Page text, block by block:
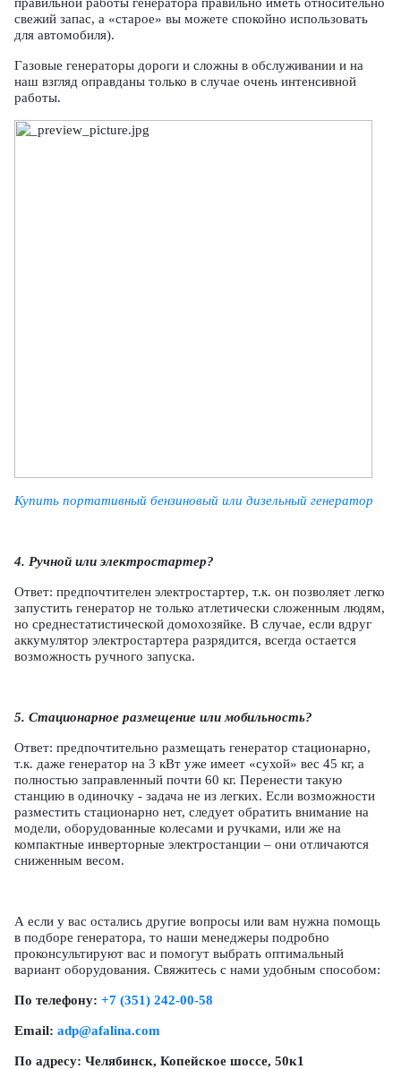
свежий запас, а «старое» вы можете спокойно использовать
для автомобиля).
Газовые генераторы дороги и сложны в обслуживании и на
наш взгляд оправданы только в случае очень интенсивной
работы.
Купить портативный бензиновый или дизельный генератор
4. Ручной или электростартер?
Ответ: предпочтителен электростартер, т.к. он позволяет легко
запустить генератор не только атлетически сложенным людям,
но среднестатистической домохозяйке. В случае, если вдруг
аккумулятор электростартера разрядится, всегда остается
возможность ручного запуска.
5. Стационарное размещение или мобильность?
Ответ: предпочтительно размещать генератор стационарно,
т.к. даже генератор на 3 кВт уже имеет «сухой» вес 45 кг, а
полностью заправленный почти 60 кг. Перенести такую
станцию в одиночку - задача не из легких. Если возможности
разместить стационарно нет, следует обратить внимание на
модели, оборудованные колесами и ручками, или же на
компактные инверторные электростанции – они отличаются
сниженным весом.
А если у вас остались другие вопросы или вам нужна помощь
в подборе генератора, то наши менеджеры подробно
проконсультируют вас и помогут выбрать оптимальный
вариант оборудования. Свяжитесь с нами удобным способом:
По телефону: +7 (351) 242-00-58
Email: adp@afalina.com
По адресу: Челябинск, Копейское шоссе, 50к1